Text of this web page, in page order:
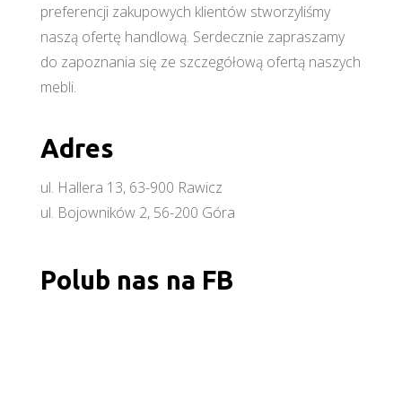
preferencji zakupowych klientów stworzyliśmy
naszą ofertę handlową. Serdecznie zapraszamy
do zapoznania się ze szczegółową ofertą naszych
mebli.
Adres
ul. Hallera 13, 63-900 Rawicz
ul. Bojowników 2, 56-200 Góra
Polub nas na FB